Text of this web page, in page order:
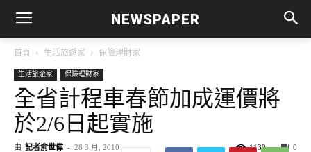
NEWSPAPER
首頁 生活旅遊家 保險理財家
生活旅遊家 保險理財家
全省計程車春節加成運價將
於2/6日起實施
由 記者俞世偉 - 28 3 月, 2010 0
1139